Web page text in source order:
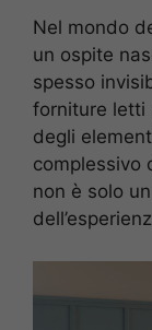
Nel mondo
un ospite
spesso
forniture letti
degli
complessivo
non è solo